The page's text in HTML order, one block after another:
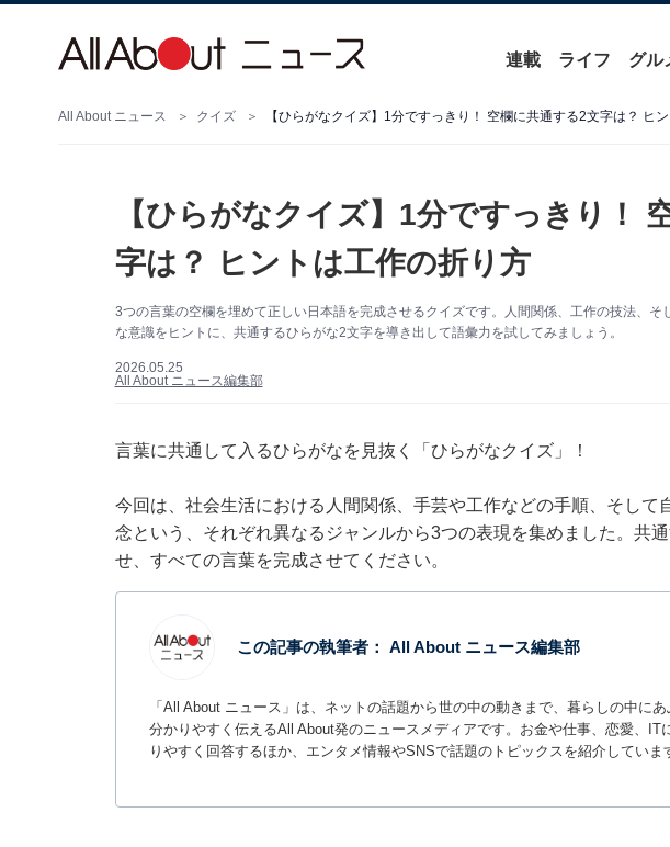
連載 ライフ グル
All About ニュース クイズ 【ひらがなクイズ】1分ですっきり！ 空欄に共通する2文字は？ ヒ
【ひらがなクイズ】1分ですっきり！
字は？ ヒントは工作の折り方
3つの言葉の空欄を埋めて正しい日本語を完成させるクイズです。人間関係、工作の技法、
な意識をヒントに、共通するひらがな2文字を導き出して語彙力を試してみましょう。
2026.05.25
All About ニュース編集部
言葉に共通して入るひらがなを見抜く「ひらがなクイズ」！
今回は、社会生活における人間関係、手芸や工作などの手順、そして
念という、それぞれ異なるジャンルから3つの表現を集めました。共
せ、すべての言葉を完成させてください。
この記事の執筆者： All About ニュース編集部
「All About ニュース」は、ネットの話題から世の中の動きまで、暮らしの中に
分かりやすく伝えるAll About発のニュースメディアです。お金や仕事、恋愛、IT
りやすく回答するほか、エンタメ情報やSNSで話題のトピックスを紹介していま